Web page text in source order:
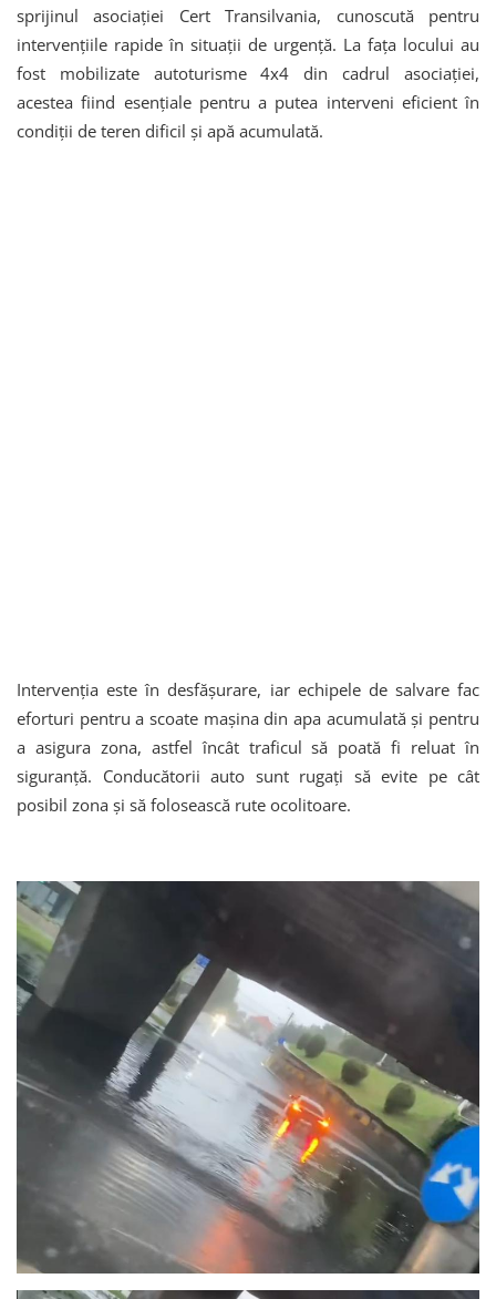
sprijinul asociației Cert Transilvania, cunoscută pentru
intervențiile rapide în situații de urgență. La fața locului au
fost mobilizate autoturisme 4x4 din cadrul asociației,
acestea fiind esențiale pentru a putea interveni eficient în
condiții de teren dificil și apă acumulată.
Intervenția este în desfășurare, iar echipele de salvare fac
eforturi pentru a scoate mașina din apa acumulată și pentru
a asigura zona, astfel încât traficul să poată fi reluat în
siguranță. Conducătorii auto sunt rugați să evite pe cât
posibil zona și să folosească rute ocolitoare.